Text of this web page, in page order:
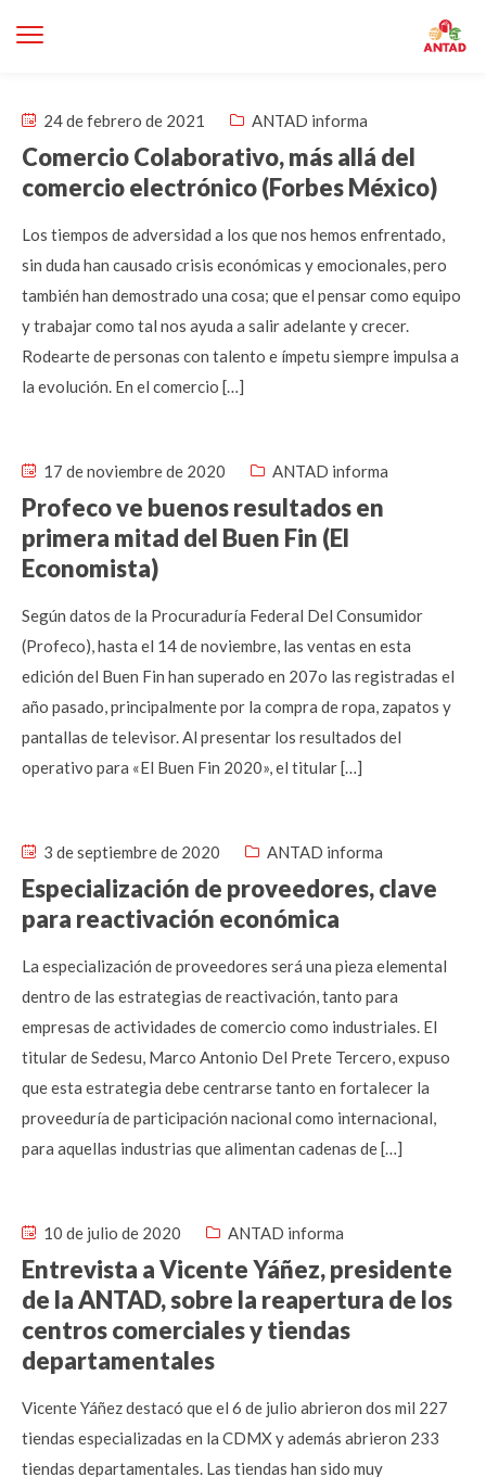
24 de febrero de 2021 ANTAD informa
Comercio Colaborativo, más allá del
comercio electrónico (Forbes México)
Los tiempos de adversidad a los que nos hemos enfrentado,
sin duda han causado crisis económicas y emocionales, pero
también han demostrado una cosa; que el pensar como equipo
y trabajar como tal nos ayuda a salir adelante y crecer.
Rodearte de personas con talento e ímpetu siempre impulsa a
la evolución. En el comercio […]
17 de noviembre de 2020 ANTAD informa
Profeco ve buenos resultados en
primera mitad del Buen Fin (El
Economista)
Según datos de la Procuraduría Federal Del Consumidor
(Profeco), hasta el 14 de noviembre, las ventas en esta
edición del Buen Fin han superado en 207o las registradas el
año pasado, principalmente por la compra de ropa, zapatos y
pantallas de televisor. Al presentar los resultados del
operativo para «El Buen Fin 2020», el titular […]
3 de septiembre de 2020 ANTAD informa
Especialización de proveedores, clave
para reactivación económica
La especialización de proveedores será una pieza elemental
dentro de las estrategias de reactivación, tanto para
empresas de actividades de comercio como industriales. El
titular de Sedesu, Marco Antonio Del Prete Tercero, expuso
que esta estrategia debe centrarse tanto en fortalecer la
proveeduría de participación nacional como internacional,
para aquellas industrias que alimentan cadenas de […]
10 de julio de 2020 ANTAD informa
Entrevista a Vicente Yáñez, presidente
de la ANTAD, sobre la reapertura de los
centros comerciales y tiendas
departamentales
Vicente Yáñez destacó que el 6 de julio abrieron dos mil 227
tiendas especializadas en la CDMX y además abrieron 233
tiendas departamentales. Las tiendas han sido muy